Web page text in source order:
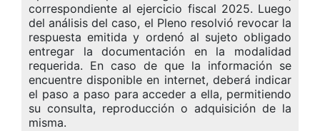
correspondiente al ejercicio fiscal 2025. Luego
del análisis del caso, el Pleno resolvió revocar la
respuesta emitida y ordenó al sujeto obligado
entregar la documentación en la modalidad
requerida. En caso de que la información se
encuentre disponible en internet, deberá indicar
el paso a paso para acceder a ella, permitiendo
su consulta, reproducción o adquisición de la
misma.